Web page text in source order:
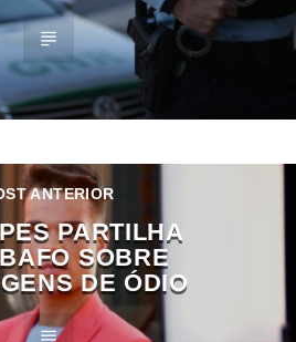
ANTERIOR
PARTILHA
SOBRE
DE ÓDIO